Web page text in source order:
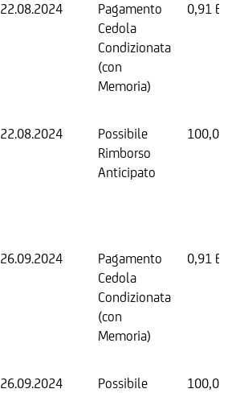
22.08.2024
Pagamento
Cedola
Condizionata
(con
Memoria)
0,91
22.08.2024
Possibile
Rimborso
Anticipato
100,00
26.09.2024
Pagamento
Cedola
Condizionata
(con
Memoria)
0,91
26.09.2024
Possibile
100,00